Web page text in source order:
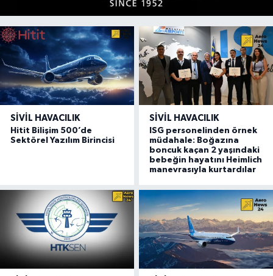
SIVIL HAVACILIK
Hitit Bilişim 500’de
Sektörel Yazılım Birincisi
SIVIL HAVACILIK
ISG personelinden örnek
müdahale: Boğazına
boncuk kaçan 2 yaşındaki
bebeğin hayatını Heimlich
manevrasıyla kurtardılar